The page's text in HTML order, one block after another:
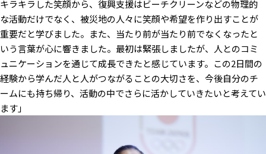
キラキラした笑顔から、復興支援はビーチクリーンなどの物理的
な活動だけでなく、被災地の人々に笑顔や希望を作り出すことが
重要だと学びました。また、当たり前が当たり前でなくなったと
いう言葉が心に響きました。最初は緊張しましたが、人とのコミ
ュニケーションを通じて成長できたと感じています。この2日間の
経験から学んだ人と人がつながることの大切さを、今後自分のチ
ームにも持ち帰り、活動の中でさらに活かしていきたいと考えてい
ます」